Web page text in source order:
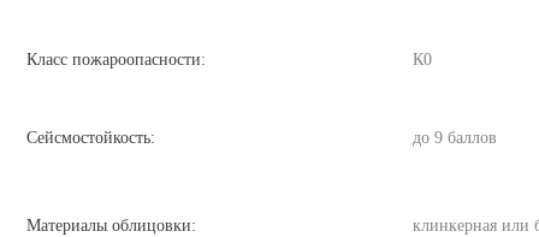
Класс пожароопасности: К0
Сейсмостойкость: до 9 баллов
Материалы облицовки: клинкерная или